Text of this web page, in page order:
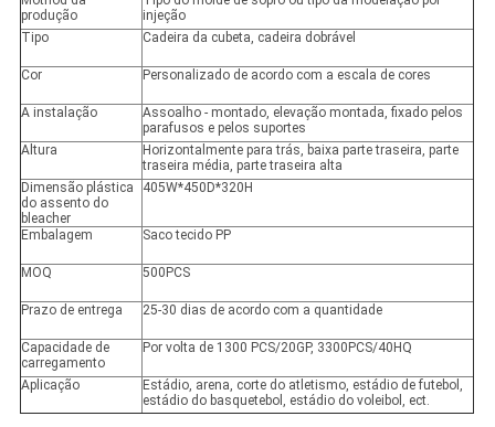
produção
injeção
Tipo
Cadeira da cubeta, cadeira dobrável
Cor Personalizado de acordo com a escala de cores
A instalação
Assoalho - montado, elevação montada, fixado pelos
parafusos e pelos suportes
Altura
Horizontalmente para trás, baixa parte traseira, parte
traseira média, parte traseira alta
Dimensão plástica
do assento do
bleacher
405W*450D*320H
Embalagem Saco tecido PP
MOQ 500PCS
Prazo de entrega 25-30 dias de acordo com a quantidade
Capacidade de
carregamento
Por volta de 1300 PCS/20GP, 3300PCS/40HQ
Aplicação
Estádio, arena, corte do atletismo, estádio de futebol,
estádio do basquetebol, estádio do voleibol, ect.